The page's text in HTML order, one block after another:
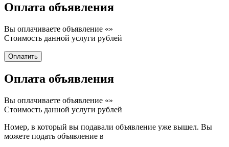
Оплата объявления
Вы оплачиваете объявление «»
Стоимость данной услуги рублей
Оплата объявления
Вы оплачиваете объявление «»
Стоимость данной услуги рублей
Номер, в который вы подавали объявление уже вышел. Вы
можете подать объявление в